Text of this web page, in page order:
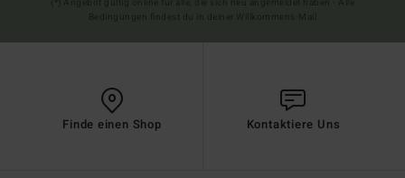
Finde einen Shop Kontaktiere Uns